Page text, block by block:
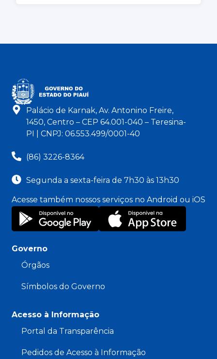
Palácio de Karnak, Av. Antonino Freire,
1450, Centro – CEP 64.001-040 – Teresina-
PI | CNPJ: 06.553.499/0001-40
(86) 3226-8364
Segunda a sexta-feira de 7h30 às 13h30
Acesse também nossos serviços no Android ou iOS
Governo
Órgãos
Símbolos do Governo
Acesso à Informação
Portal da Transparência
Pedidos de Acesso à Informação